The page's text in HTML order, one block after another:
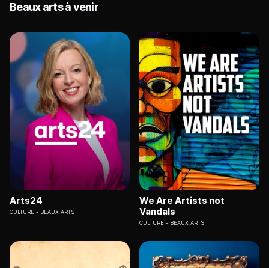
Beaux arts à venir
Arts24
CULTURE BEAUX ARTS
We Are Artists not
Vandals
CULTURE BEAUX ARTS